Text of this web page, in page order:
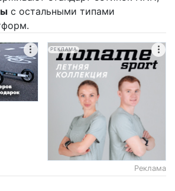
с остальными типами
РЕКЛАМА
Реклама